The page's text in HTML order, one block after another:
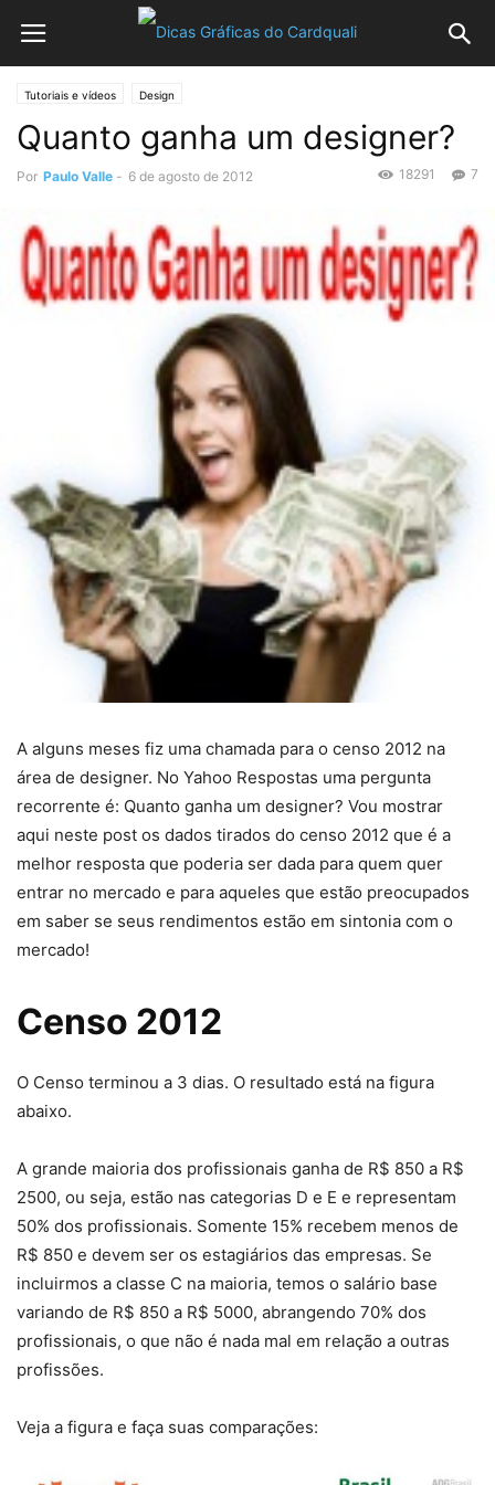
Tutoriais e vídeos Design
Quanto ganha um designer?
Por Paulo Valle - 6 de agosto de 2012 7
18291
A alguns meses fiz uma chamada para o censo 2012 na
área de designer. No Yahoo Respostas uma pergunta
recorrente é: Quanto ganha um designer? Vou mostrar
aqui neste post os dados tirados do censo 2012 que é a
melhor resposta que poderia ser dada para quem quer
entrar no mercado e para aqueles que estão preocupados
em saber se seus rendimentos estão em sintonia com o
mercado!
Censo 2012
O Censo terminou a 3 dias. O resultado está na figura
abaixo.
A grande maioria dos profissionais ganha de R$ 850 a R$
2500, ou seja, estão nas categorias D e E e representam
50% dos profissionais. Somente 15% recebem menos de
R$ 850 e devem ser os estagiários das empresas. Se
incluirmos a classe C na maioria, temos o salário base
variando de R$ 850 a R$ 5000, abrangendo 70% dos
profissionais, o que não é nada mal em relação a outras
profissões.
Veja a figura e faça suas comparações: